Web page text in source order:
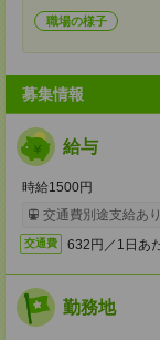
職場の様子
募集情報
給与
時給1500円
交通費別途支給あり
交通費 632円／1日あ
勤務地